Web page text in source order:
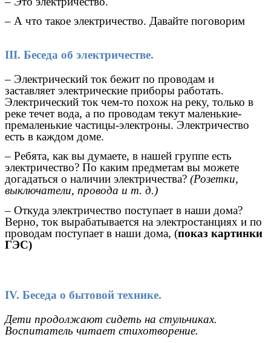
– А что такое электричество. Давайте поговорим
III. Беседа об электричестве.
– Электрический ток бежит по проводам и
заставляет электрические приборы работать.
Электрический ток чем-то похож на реку, только в
реке течет вода, а по проводам текут маленькие-
премаленькие частицы-электроны. Электричество
есть в каждом доме.
– Ребята, как вы думаете, в нашей группе есть
электричество? По каким предметам вы можете
догадаться о наличии электричества? (Розетки,
выключатели, провода и т. д.)
– Откуда электричество поступает в наши дома?
Верно, ток вырабатывается на электростанциях и по
проводам поступает в наши дома, (показ картинки
ГЭС)
IV. Беседа о бытовой технике.
Дети продолжают сидеть на стульчиках.
Воспитатель читает стихотворение.